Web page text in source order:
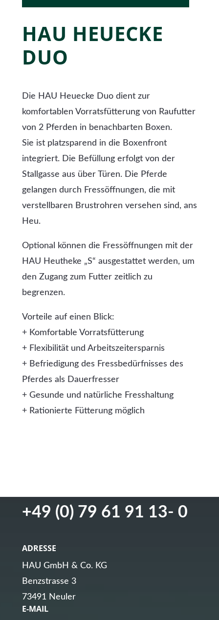
HAU HEUECKE
DUO
Die HAU Heuecke Duo dient zur
komfortablen Vorratsfütterung von Raufutter
von 2 Pferden in benachbarten Boxen.
Sie ist platzsparend in die Boxenfront
integriert. Die Befüllung erfolgt von der
Stallgasse aus über Türen. Die Pferde
gelangen durch Fressöffnungen, die mit
verstellbaren Brustrohren versehen sind, ans
Heu.
Optional können die Fressöffnungen mit der
HAU Heutheke „S“ ausgestattet werden, um
den Zugang zum Futter zeitlich zu
begrenzen.
Vorteile auf einen Blick:
+ Komfortable Vorratsfütterung
+ Flexibilität und Arbeitszeitersparnis
+ Befriedigung des Fressbedürfnisses des
Pferdes als Dauerfresser
+ Gesunde und natürliche Fresshaltung
+ Rationierte Fütterung möglich
+49 (0) 79 61 91 13- 0
ADRESSE
HAU GmbH & Co. KG
Benzstrasse 3
73491 Neuler
E-MAIL